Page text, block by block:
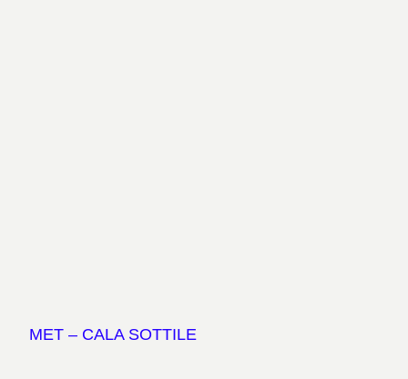
MET – CALA SOTTILE